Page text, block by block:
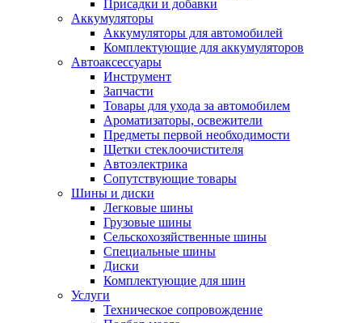
Присадки и добавки
Аккумуляторы
Аккумуляторы для автомобилей
Комплектующие для аккумуляторов
Автоаксессуары
Инструмент
Запчасти
Товары для ухода за автомобилем
Ароматизаторы, освежители
Предметы первой необходимости
Щетки стеклоочистителя
Автоэлектрика
Сопутствующие товары
Шины и диски
Легковые шины
Грузовые шины
Сельскохозяйственные шины
Специальные шины
Диски
Комплектующие для шин
Услуги
Техническое сопровождение